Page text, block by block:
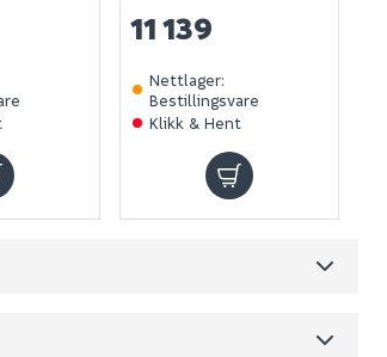
11 139
Nettlager:
Bestillingsvare
Klikk & Hent